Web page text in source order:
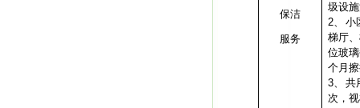
保洁
服务
圾设
2、
小
梯厅
位玻
个月
3、
共
次，